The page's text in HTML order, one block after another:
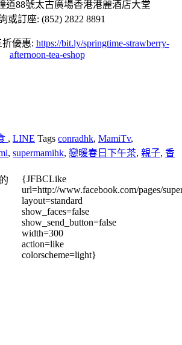
道88號太古廣場香港港麗酒店大堂
或訂座: (852) 2822 8891
優惠: https://bit.ly/springtime-strawberry-
afternoon-tea-eshop
, LINE Tags conradhk, MamiTv,
, supermamihk, 戀暖春日下午茶, 親子, 香
{JFBCLike
url=http://www.facebook.com/pages/
layout=standard
show_faces=false
show_send_button=false
width=300
action=like
colorscheme=light}